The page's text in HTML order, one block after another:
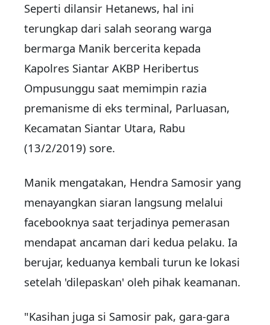
Seperti dilansir Hetanews, hal ini
terungkap dari salah seorang warga
bermarga Manik bercerita kepada
Kapolres Siantar AKBP Heribertus
Ompusunggu saat memimpin razia
premanisme di eks terminal, Parluasan,
Kecamatan Siantar Utara, Rabu
(13/2/2019) sore.
Manik mengatakan, Hendra Samosir yang
menayangkan siaran langsung melalui
facebooknya saat terjadinya pemerasan
mendapat ancaman dari kedua pelaku. Ia
berujar, keduanya kembali turun ke lokasi
setelah 'dilepaskan' oleh pihak keamanan.
"Kasihan juga si Samosir pak, gara-gara